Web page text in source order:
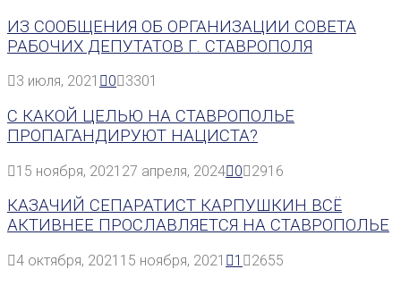
ИЗ СООБЩЕНИЯ ОБ ОРГАНИЗАЦИИ СОВЕТА
РАБОЧИХ ДЕПУТАТОВ Г. СТАВРОПОЛЯ
3 июля, 2021 0 3301
С КАКОЙ ЦЕЛЬЮ НА СТАВРОПОЛЬЕ
ПРОПАГАНДИРУЮТ НАЦИСТА?
15 ноября, 2021 27 апреля, 2024 0 2916
КАЗАЧИЙ СЕПАРАТИСТ КАРПУШКИН ВСЁ
АКТИВНЕЕ ПРОСЛАВЛЯЕТСЯ НА СТАВРОПОЛЬЕ
4 октября, 2021 15 ноября, 2021 1 2655